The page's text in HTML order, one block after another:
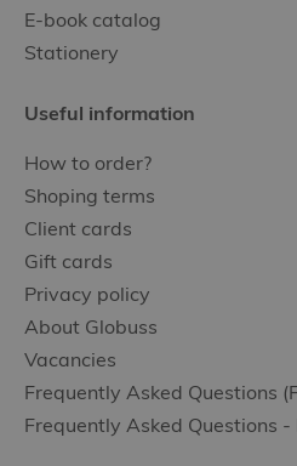
E-book catalog
Stationery
Useful information
How to order?
Shoping terms
Client cards
Gift cards
Privacy policy
About Globuss
Vacancies
Frequently Asked Questions
Frequently Asked Questions